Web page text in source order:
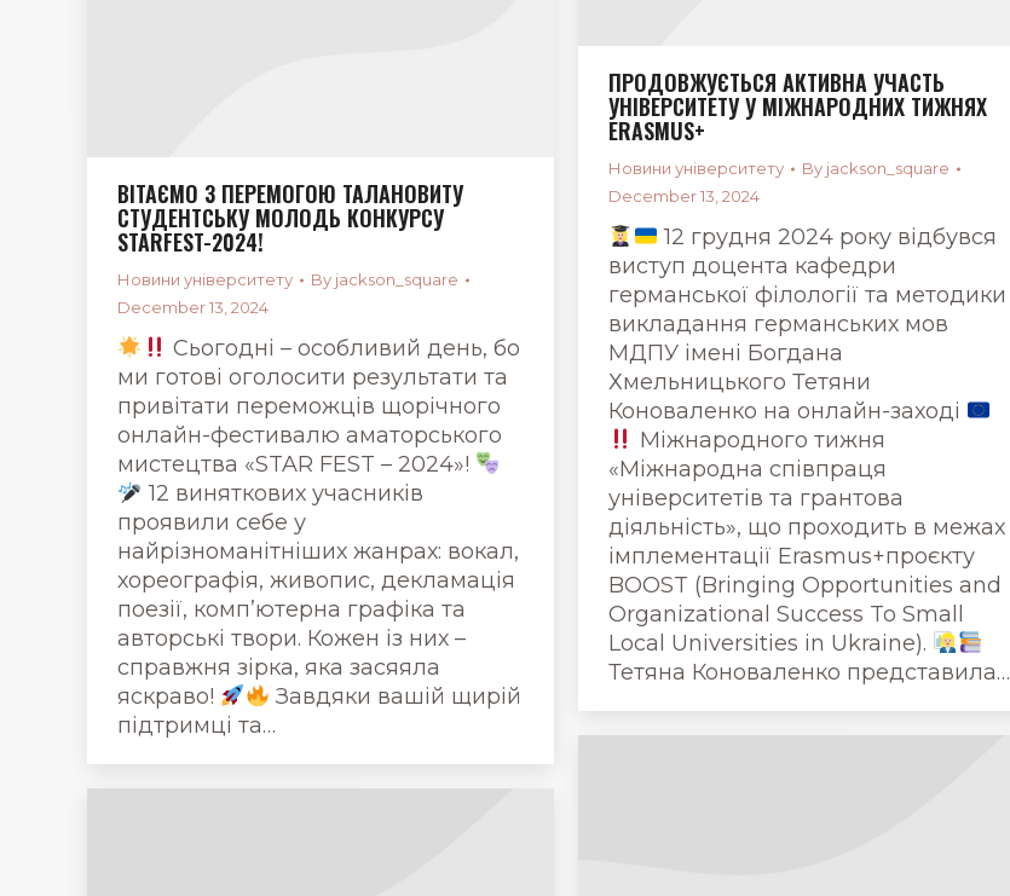
ПРОДОВЖУЄТЬСЯ АКТИВНА УЧАСТЬ
УНІВЕРСИТЕТУ У МІЖНАРОДНИХ ТИЖНЯХ
ERASMUS+
Новини університету By jackson_square
December 13, 2024
12 грудня 2024 року відбувся
виступ доцента кафедри
германської філології та методики
викладання германських мов
МДПУ імені Богдана
Хмельницького Тетяни
Коноваленко на онлайн-заході
Міжнародного тижня
«Міжнародна співпраця
університетів та грантова
діяльність», що проходить в межах
імплементації Erasmus+проєкту
BOOST (Bringing Opportunities and
Organizational Success To Small
Local Universities in Ukraine).
Тетяна Коноваленко представила…
ВІТАЄМО З ПЕРЕМОГОЮ ТАЛАНОВИТУ
СТУДЕНТСЬКУ МОЛОДЬ КОНКУРСУ
STARFEST-2024!
Новини університету By jackson_square
December 13, 2024
Сьогодні – особливий день, бо
ми готові оголосити результати та
привітати переможців щорічного
онлайн-фестивалю аматорського
мистецтва «STAR FEST – 2024»!
12 виняткових учасників
проявили себе у
найрізноманітніших жанрах: вокал,
хореографія, живопис, декламація
поезії, компʼютерна графіка та
авторські твори. Кожен із них –
справжня зірка, яка засяяла
яскраво!
Завдяки вашій щирій
підтримці та…